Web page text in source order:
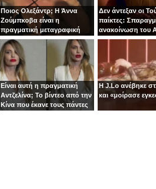
Ποιος Ολεξάντρ; Η Άννα
Ζούμπκοβα είναι η
πραγματική μεταγραφική
“βόμβα” της ΑΕΚ!
Δεν άντεξαν οι
παίκτες:
ανακοίνωση του
τoν Σταύρο
Είναι αυτή η πραγματική
Αντζελίνα; Το βίντεο από την
Κίνα που έκανε τους πάντες
Η J.Lo ανέβηκε
και «μοίρασε